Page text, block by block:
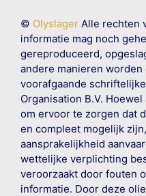
© OlyslagerAlle rechten
informatie mag noch
gereproduceerd,
andere manieren
voorafgaande
Organisation B.V.
om ervoor te zorgen dat
en compleet mogelijk
aansprakelijkheid
wettelijke verplichting
veroorzaakt door fouten
informatie. Door deze